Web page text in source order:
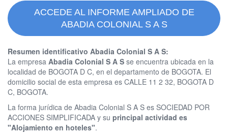
ACCEDE AL INFORME AMPLIADO DE
ABADIA COLONIAL S A S
Resumen identificativo Abadia Colonial S A S:
La empresa Abadia Colonial S A S se encuentra ubicada en la
localidad de BOGOTA D C, en el departamento de BOGOTA. El
domicilio social de esta empresa es CALLE 11 2 32, BOGOTA D
C, BOGOTA.
La forma jurídica de Abadia Colonial S A S es SOCIEDAD POR
ACCIONES SIMPLIFICADA y su principal actividad es
"Alojamiento en hoteles".